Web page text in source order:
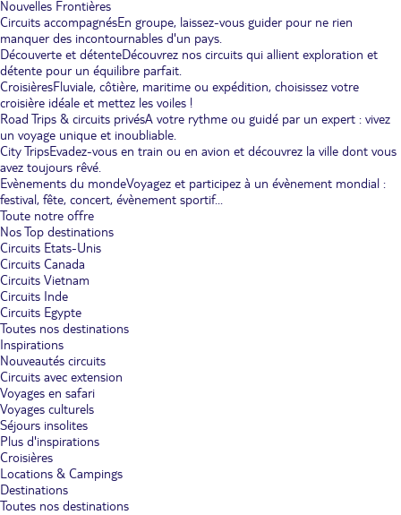
Nouvelles Frontières
Circuits accompagnésEn groupe, laissez-vous guider pour ne rien
manquer des incontournables d'un pays.
Découverte et détenteDécouvrez nos circuits qui allient exploration et
détente pour un équilibre parfait.
CroisièresFluviale, côtière, maritime ou expédition, choisissez votre
croisière idéale et mettez les voiles !
Road Trips & circuits privésA votre rythme ou guidé par un expert : vivez
un voyage unique et inoubliable.
City TripsEvadez-vous en train ou en avion et découvrez la ville dont vous
avez toujours rêvé.
Evènements du mondeVoyagez et participez à un évènement mondial :
festival, fête, concert, évènement sportif...
Toute notre offre
Nos Top destinations
Circuits Etats-Unis
Circuits Canada
Circuits Vietnam
Circuits Inde
Circuits Egypte
Toutes nos destinations
Inspirations
Nouveautés circuits
Circuits avec extension
Voyages en safari
Voyages culturels
Séjours insolites
Plus d'inspirations
Croisières
Locations & Campings
Destinations
Toutes nos destinations